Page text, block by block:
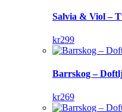
Salvia & Viol –
kr299
Barrskog –
kr269